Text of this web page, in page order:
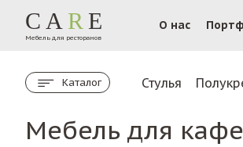
CA R E
Мебель для ресторанов
О нас
Каталог Стулья
Мебель для